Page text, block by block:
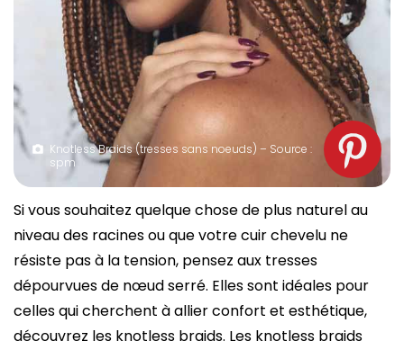
Knotless Braids (tresses sans noeuds) – Source :
spm
Si vous souhaitez quelque chose de plus naturel au
niveau des racines ou que votre cuir chevelu ne
résiste pas à la tension, pensez aux tresses
dépourvues de nœud serré. Elles sont idéales pour
celles qui cherchent à allier confort et esthétique,
découvrez les knotless braids. Les knotless braids